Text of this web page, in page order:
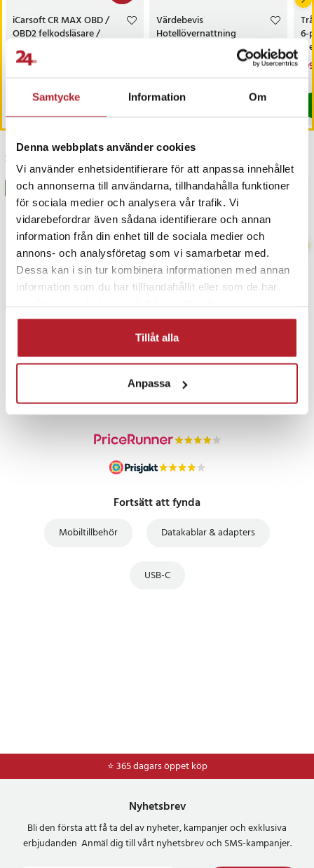
Samtycke Information Om
Denna webbplats använder cookies
Vi använder enhetsidentifierare för att anpassa innehållet
och annonserna till användarna, tillhandahålla funktioner
för sociala medier och analysera vår trafik. Vi
vidarebefordrar även sådana identifierare och annan
information från din enhet till de sociala medier och
annons- och analysföretag som vi samarbetar med.
Dessa kan i sin tur kombinera informationen med annan
information som du har tillhandahållit eller som de har
Tillåt alla
Anpassa
iCarsoft CR MAX OBD /
OBD2 felkodsläsare /
bildiagnosverktyg /
diagnosverktyg för bil
Nuvarande pris
3 698 kr
Köp
Värdebevis
Hotellövernattning
6-
Senast besökta
BÄSTSÄLJARE BÄSTSÄLJARE
PRISGARANTI
UTFÖRSÄLJNING
Fortsätt att fynda
Mobiltillbehör Datakablar & adapters
USB-C
⭐ 365 dagars öppet köp
⭐Frakt 49kr *
Nyhetsbrev
Bli den första att få ta del av nyheter, kampanjer och exklusiva
erbjudanden Anmäl dig till vårt nyhetsbrev och SMS-kampanjer.